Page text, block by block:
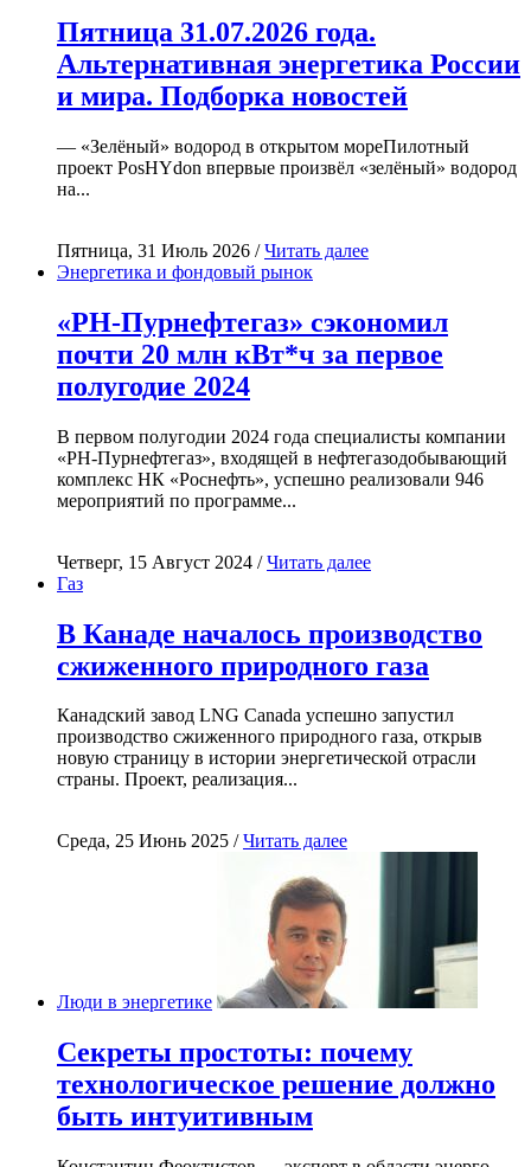
Пятница 31.07.2026 года.
Альтернативная энергетика России
и мира. Подборка новостей
— «Зелёный» водород в открытом мореПилотный
проект PosHYdon впервые произвёл «зелёный» водород
на...
Пятница, 31 Июль 2026 /Читать далее
Энергетика и фондовый рынок
«РН-Пурнефтегаз» сэкономил
почти 20 млн кВт*ч за первое
полугодие 2024
В первом полугодии 2024 года специалисты компании
«РН-Пурнефтегаз», входящей в нефтегазодобывающий
комплекс НК «Роснефть», успешно реализовали 946
мероприятий по программе...
Четверг, 15 Август 2024 /Читать далее
Газ
В Канаде началось производство
сжиженного природного газа
Канадский завод LNG Canada успешно запустил
производство сжиженного природного газа, открыв
новую страницу в истории энергетической отрасли
страны. Проект, реализация...
Среда, 25 Июнь 2025 /Читать далее
Люди в энергетике
Секреты простоты: почему
технологическое решение должно
быть интуитивным